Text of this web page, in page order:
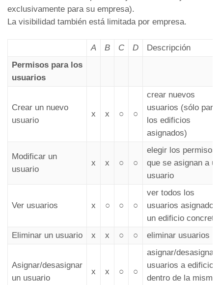
exclusivamente para su empresa).
La visibilidad también está limitada por empresa.
A B C D
Descripción
Permisos para los
usuarios
Crear un nuevo
usuario
x x ○ ○
crear nuevos
usuarios (sólo para
los edificios
asignados)
Modificar un
usuario
x x ○ ○
elegir los permisos
que se asignan a un
usuario
Ver usuarios x ○ ○ ○
ver todos los
usuarios asignados
un edificio concreto
Eliminar un usuario
x x ○ ○ eliminar usuarios
Asignar/desasignar
un usuario
x x ○ ○
asignar/desasignar
usuarios a edificios
dentro de la misma